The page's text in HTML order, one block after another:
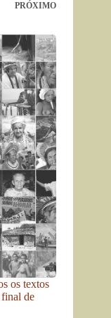
PRÓXIMO
os textos
final de